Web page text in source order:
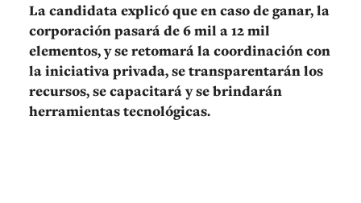
La candidata explicó que en caso de ganar, la
corporación pasará de 6 mil a 12 mil
elementos, y se retomará la coordinación con
la iniciativa privada, se transparentarán los
recursos, se capacitará y se brindarán
herramientas tecnológicas.